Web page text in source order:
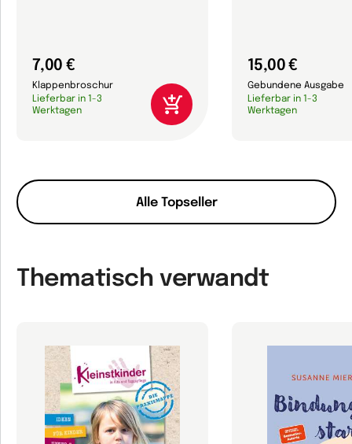
Alle Topseller
7,00 €
Klappenbroschur
Lieferbar in 1-3
Werktagen
15,00 €
Gebundene Ausgabe
Lieferbar in 1-3
Werktagen
Thematisch verwandt